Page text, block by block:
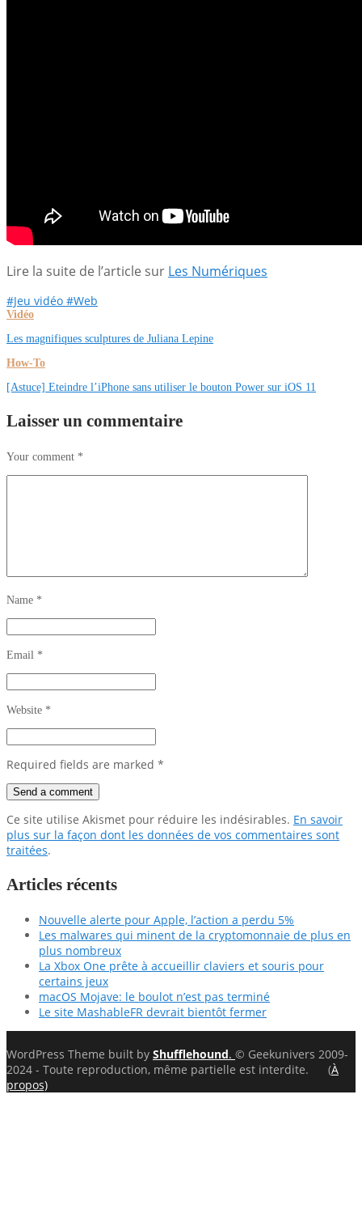
Lire la suite de l’article sur Les Numériques
#Jeu vidéo #Web
Vidéo
Les magnifiques sculptures de Juliana Lepine
How-To
[Astuce] Eteindre l’iPhone sans utiliser le bouton Power sur iOS 11
Laisser un commentaire
Your comment *
Name *
Email *
Website *
Required fields are marked *
Ce site utilise Akismet pour réduire les indésirables. En savoir
plus sur la façon dont les données de vos commentaires sont
traitées.
Articles récents
Nouvelle alerte pour Apple, l’action a perdu 5%
Les malwares qui minent de la cryptomonnaie de plus en
plus nombreux
La Xbox One prête à accueillir claviers et souris pour
certains jeux
macOS Mojave: le boulot n’est pas terminé
Le site MashableFR devrait bientôt fermer
WordPress Theme built by Shufflehound. © Geekunivers 2009-
2024 - Toute reproduction, même partielle est interdite. (À
propos)